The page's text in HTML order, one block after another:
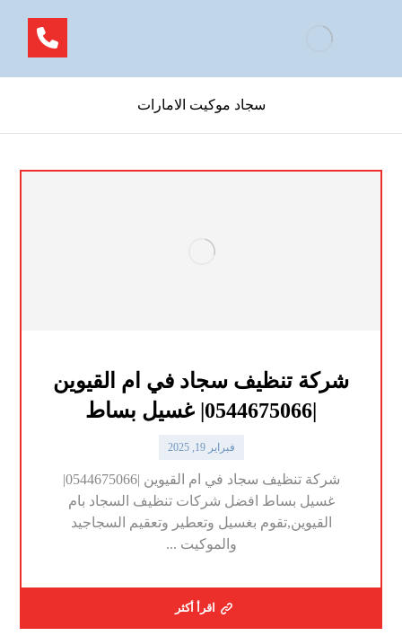
سجاد موكيت الامارات
شركة تنظيف سجاد في ام القيوين
|0544675066| غسيل بساط
فبراير 19, 2025
شركة تنظيف سجاد في ام القيوين |0544675066|
غسيل بساط افضل شركات تنظيف السجاد بام
القيوين,تقوم بغسيل وتعطير وتعقيم السجاجيد
والموكيت ...
اقرأ أكثر